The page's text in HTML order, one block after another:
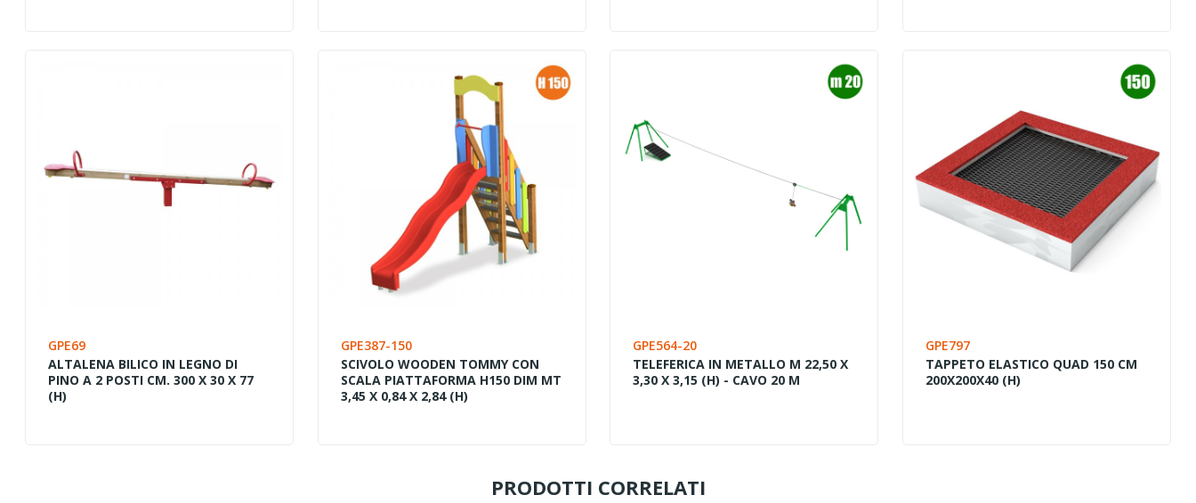
GPE69
ALTALENA BILICO IN LEGNO DI
PINO A 2 POSTI CM. 300 X 30 X 77
(H)
GPE387-150
SCIVOLO WOODEN TOMMY CON
SCALA PIATTAFORMA H150 DIM MT
3,45 X 0,84 X 2,84 (H)
GPE564-20
TELEFERICA IN METALLO M 22,50 X
3,30 X 3,15 (H) - CAVO 20 M
GPE797
TAPPETO ELASTICO QUAD 150 CM
200X200X40 (H)
PRODOTTI CORRELATI